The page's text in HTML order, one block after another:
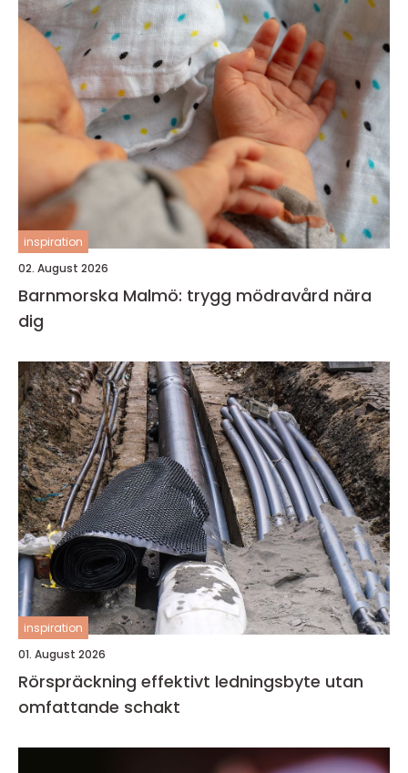
inspiration
02. August 2026
Barnmorska Malmö: trygg mödravård nära
dig
inspiration
01. August 2026
Rörspräckning effektivt ledningsbyte utan
omfattande schakt